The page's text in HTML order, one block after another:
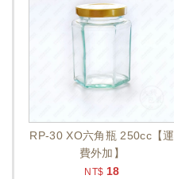
RP-30 XO六角瓶 250cc【運
費外加】
NT$ 18